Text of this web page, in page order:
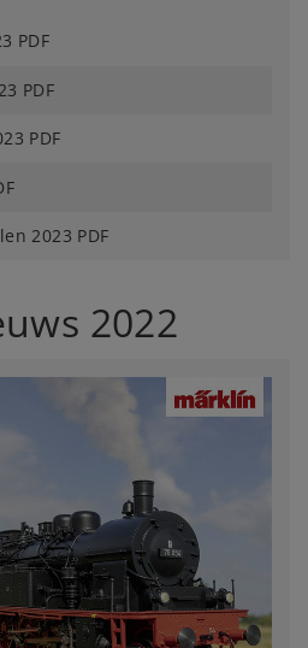
PDF
PDF
PDF
2023 PDF
2022